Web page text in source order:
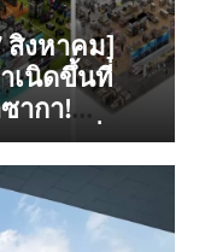
สิงหาคม]
เนิดขึ้นที่
ากา!
เรือธงที่ใหญ่
วันตก
าษี เปิดให้